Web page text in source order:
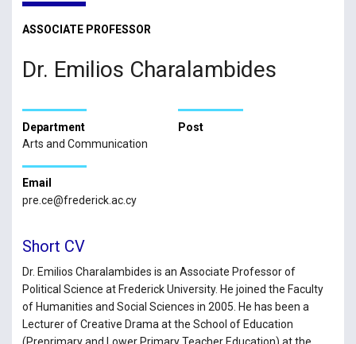
ASSOCIATE PROFESSOR
Dr. Emilios Charalambides
Department
Arts and Communication
Post
Email
pre.ce@frederick.ac.cy
Short CV
Dr. Emilios Charalambides is an Associate Professor of
Political Science at Frederick University. He joined the Faculty
of Humanities and Social Sciences in 2005. He has been a
Lecturer of Creative Drama at the School of Education
(Preprimary and Lower Primary Teacher Education) at the